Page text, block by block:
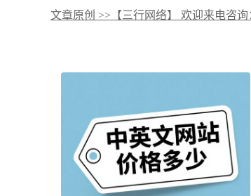
文章原创 >>【三行网络】 欢迎来电咨询